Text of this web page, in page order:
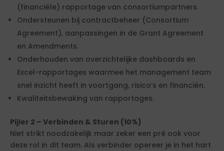
(financiële) rapportage van consortiumpartners.
Ondersteunen bij contractbeheer (Consortium
Agreement), aanpassingen in de Grant Agreement
en Amendments.
Onderhouden van overzichtelijke dashboards en
Excel-rapportages waarmee het management team
snel inzicht heeft in voortgang, risico’s en financiën.
Kwaliteitsbewaking van rapportages.
Pijler 2 – Verbinden & Sturen (10%)
Niet strikt noodzakelijk maar zeker een pré ook voor
deze rol in dit team. Als verbinder opereer je in het hart